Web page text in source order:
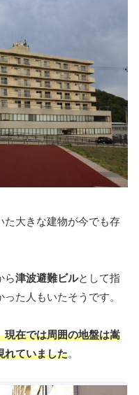
た大きな建物が今でも存
ら津波避難ビルとして指
た人もいたそうです。
現在では周囲の地盤は嵩
れていました。